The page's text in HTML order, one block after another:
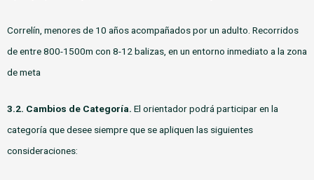
Correlín, menores de 10 años acompañados por un adulto. Recorridos
de entre 800-1500m con 8-12 balizas, en un entorno inmediato a la zona
de meta
3.2. Cambios de Categoría. El orientador podrá participar en la
categoría que desee siempre que se apliquen las siguientes
consideraciones: